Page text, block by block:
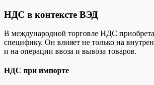
НДС в контексте ВЭД
В международной торговле НДС
специфику. Он влияет не только на
и на операции ввоза и вывоза товаров.
НДС при импорте